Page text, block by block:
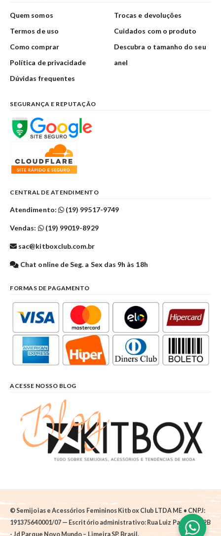
Quem somos
Termos de uso
Como comprar
Política de privacidade
Dúvidas frequentes
Trocas e devoluções
Cuidados com o produto
Descubra o tamanho do seu
anel
SEGURANÇA E REPUTAÇÃO
CENTRAL DE ATENDIMENTO
Atendimento: (19) 99517-9749
Vendas: (19) 99019-8929
sac@kitboxclub.com.br
Chat online de Seg. a Sex das 9h às 18h
FORMAS DE PAGAMENTO
ACESSE NOSSO BLOG
© Semijoias e Acessórios Femininos Kitbox Club LTDA ME • CNPJ:
191375640001/07 — Escritório administrativo: Rua Luiz Pantano, 62B
- Jd Parque Novo Mundo – Limeira SP, Brasil.